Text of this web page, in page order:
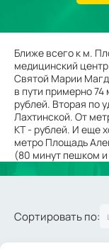
Ближе всего к м.
медицинский
Святой Марии
в пути примерно
рублей. Вторая по
Лахтинской. От
КТ - рублей. И еще
метро Площадь
(80 минут пешком и
Сортировать по: